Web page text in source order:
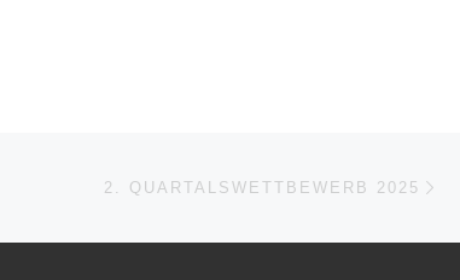
2. QUARTALSWETTBEWERB 2025